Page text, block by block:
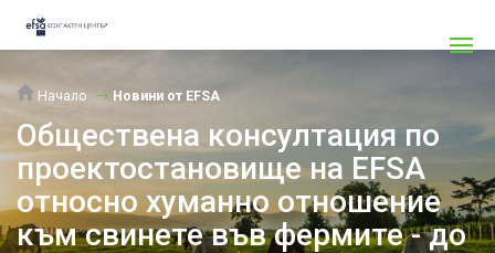
Начало Новини от EFSA
Обществена консултация по
проектостановище на EFSA
относно хуманно отношение
към свинете във фермите - до